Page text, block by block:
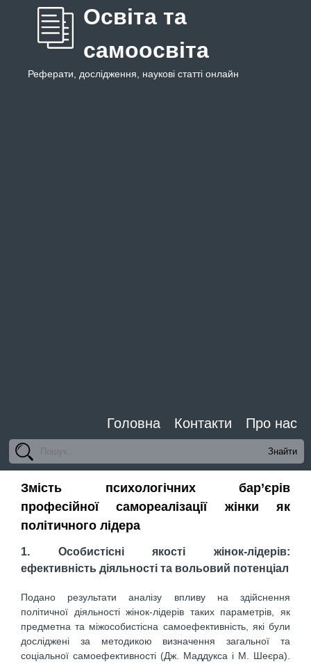
Освіта та
самоосвіта
Реферати, дослідження, наукові статті онлайн
Головна Контакти Про нас
Змість психологічних бар’єрів
професійної самореалізації жінки як
політичного лідера
1. Особистісні якості жінок-лідерів:
ефективність діяльності та вольовий потенціал
Подано результати аналізу впливу на здійснення
політичної діяльності жінок-лідерів таких параметрів, як
предметна та міжособистісна самоефективність, які були
досліджені за методикою визначення загальної та
соціальної самоефективності (Дж. Маддукса і М. Шеєра).